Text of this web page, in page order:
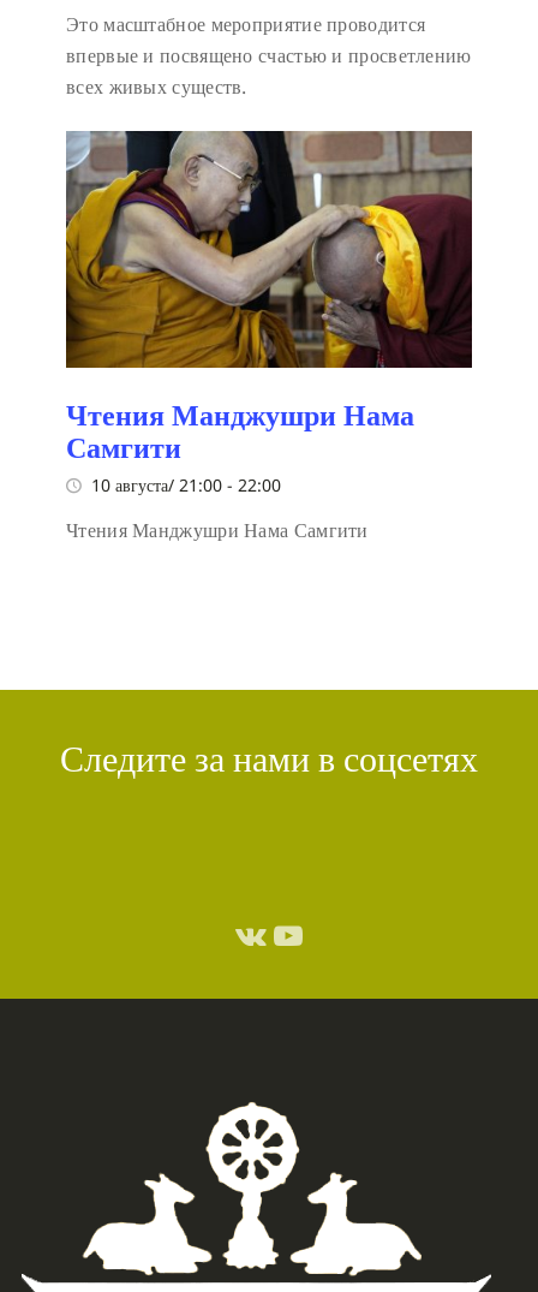
Это масштабное мероприятие проводится
впервые и посвящено счастью и просветлению
всех живых существ.
Чтения Манджушри Нама
Самгити
10 августа/ 21:00 - 22:00
Чтения Манджушри Нама Самгити
Следите за нами в соцсетях